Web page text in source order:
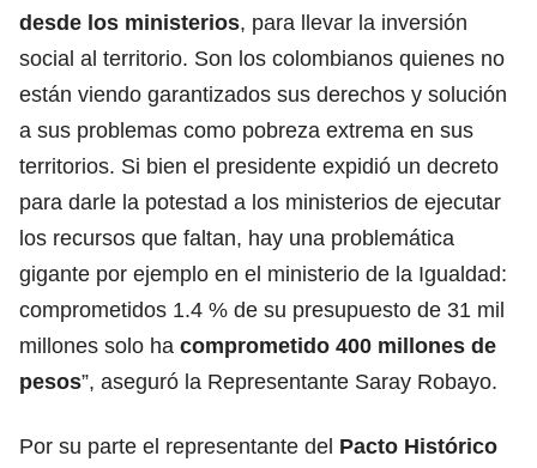
desde los ministerios, para llevar la inversión
social al territorio. Son los colombianos quienes no
están viendo garantizados sus derechos y solución
a sus problemas como pobreza extrema en sus
territorios. Si bien el presidente expidió un decreto
para darle la potestad a los ministerios de ejecutar
los recursos que faltan, hay una problemática
gigante por ejemplo en el ministerio de la Igualdad:
comprometidos 1.4 % de su presupuesto de 31 mil
millones solo ha comprometido 400 millones de
pesos”, aseguró la Representante Saray Robayo.
Por su parte el representante del Pacto Histórico